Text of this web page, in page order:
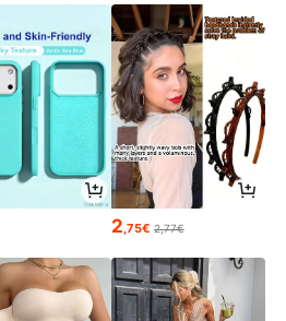
2,75€ 2,77€